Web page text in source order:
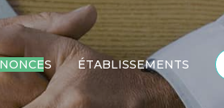
ÉTABLISSEMENTS